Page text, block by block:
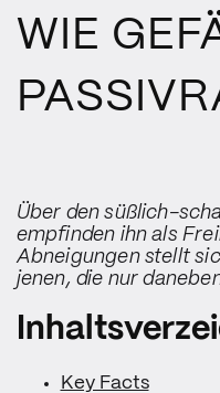
WIE
Über den süßlich-
empfinden ihn als
Abneigungen stellt
jenen, die nur
Key Facts